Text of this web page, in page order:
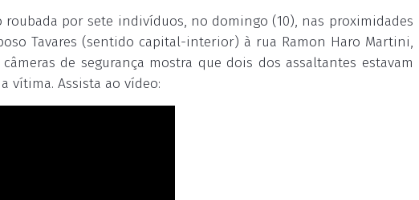
por sete indivíduos, no domingo (10), nas proximidades
Tavares (sentido capital-interior) à rua Ramon Haro Martini,
de segurança mostra que dois dos assaltantes estavam
vítima. Assista ao vídeo: